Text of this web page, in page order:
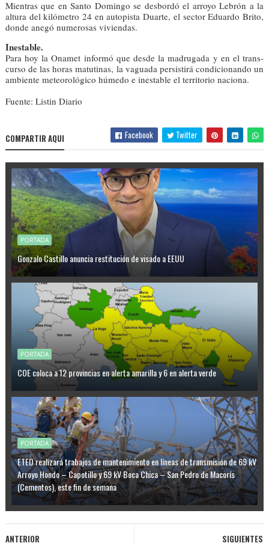
Mientras que en Santo Domingo se desbordó el arroyo Lebrón a la
altu­ra del kilómetro 24 en autopista Duarte, el sec­tor Eduardo Brito,
don­de anegó numerosas vi­viendas.
Inestable.
Para hoy la Onamet in­formó que desde la ma­drugada y en el trans­
curso de las horas ma­tutinas, la vaguada persistirá condicionando un
ambiente meteoroló­gico húmedo e inestable el territorio naciona.
Fuente: Listin Diario
COMPARTIR AQUI Facebook Twitter
PORTADA
Gonzalo Castillo anuncia restitución de visado a EEUU
PORTADA
COE coloca a 12 provincias en alerta amarilla y 6 en alerta verde
PORTADA
ETED realizará trabajos de mantenimiento en líneas de transmisión de 69 kV
Arroyo Hondo – Capotillo y 69 kV Boca Chica – San Pedro de Macorís
(Cementos), este fin de semana
SIGUIENTES
ANTERIOR